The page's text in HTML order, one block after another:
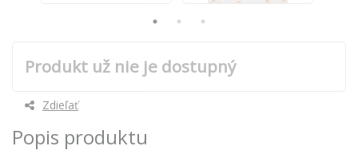
Produkt už nie je dostupný
Zdieľať
Popis produktu